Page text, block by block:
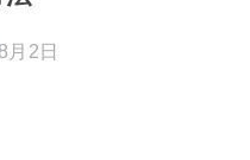
月2日